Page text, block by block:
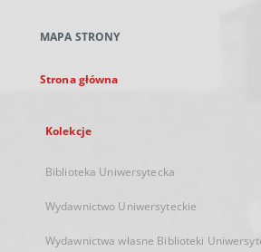
karcie
MAPA STRONY
Strona główna
Kolekcje
Biblioteka Uniwersytecka
Wydawnictwo Uniwersyteckie
Wydawnictwa własne Biblioteki